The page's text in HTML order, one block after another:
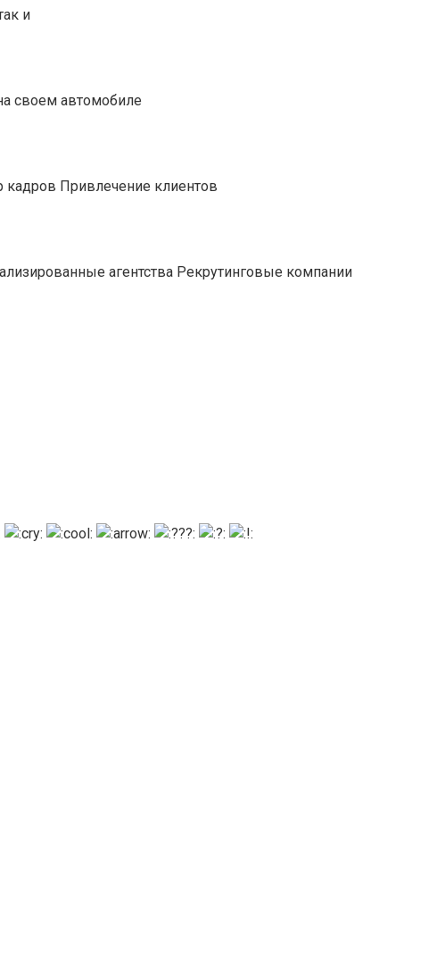
и
своем автомобиле
кадров Привлечение клиентов
агентства Рекрутинговые компании